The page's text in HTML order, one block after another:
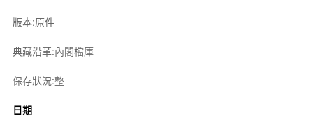
版本:原件
典藏沿革:內閣檔庫
保存狀況:整
日期